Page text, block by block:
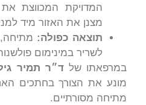
המדויקת המכווצת
מצנן את האזור מיד
תוצאה כפולה:
לשריר במינימום
במרפאתו שלד״ר תמיר
מונע את הצורך בחתכים
מתיחה מסורתיים.